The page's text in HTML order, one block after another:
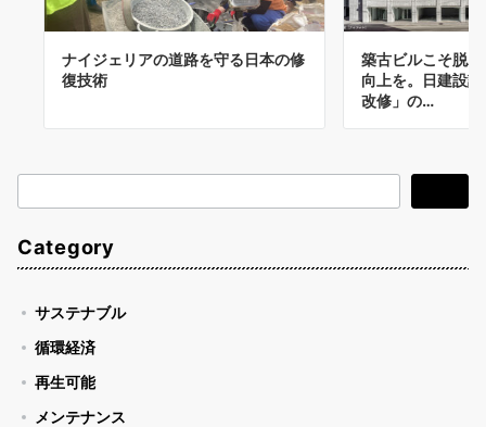
ナイジェリアの道路を守る日本の修
復技術
築古ビルこそ脱
向上を。日建設
改修」の…
索
Category
サステナブル
循環経済
再生可能
メンテナンス